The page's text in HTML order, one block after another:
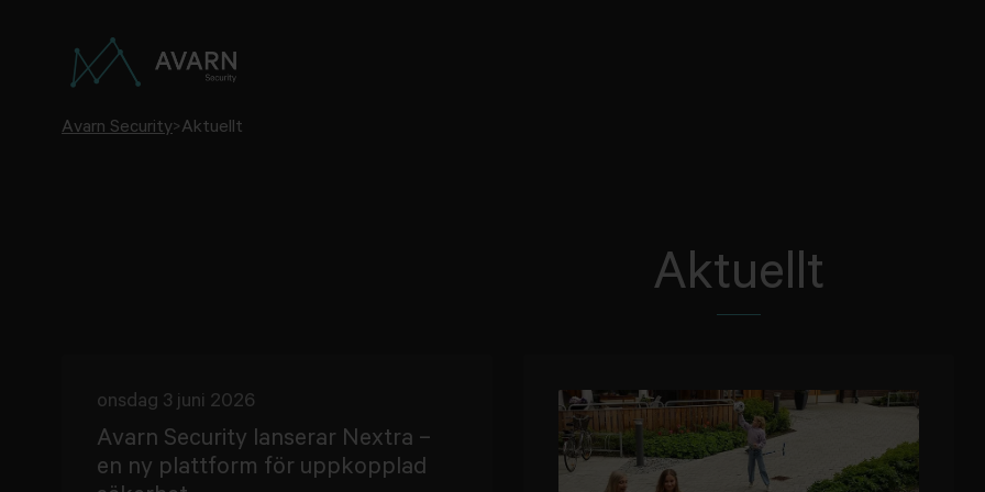
Avarn Security>Aktuellt
Aktuellt
onsdag 3 juni 2026
Avarn Security lanserar Nextra –
en ny plattform för uppkopplad